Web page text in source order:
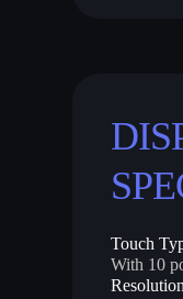
Touch
With 10